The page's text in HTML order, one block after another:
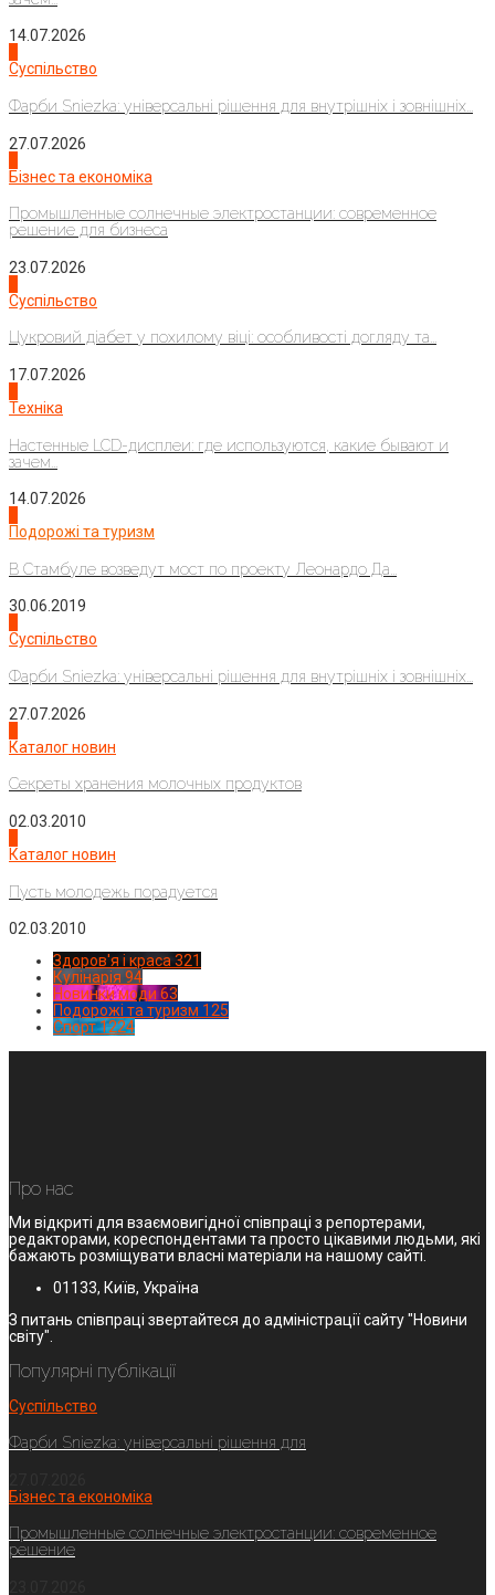
14.07.2026
Суспільство
Фарби Sniezka: універсальні рішення для внутрішніх і зовнішніх...
27.07.2026
Бізнес та економіка
Промышленные солнечные электростанции: современное
решение для бизнеса
23.07.2026
Суспільство
Цукровий діабет у похилому віці: особливості догляду та...
17.07.2026
Техніка
Настенные LCD-дисплеи: где используются, какие бывают и
зачем...
14.07.2026
Подорожі та туризм
В Стамбуле возведут мост по проекту Леонардо Да...
30.06.2019
Суспільство
Фарби Sniezka: універсальні рішення для внутрішніх і зовнішніх...
27.07.2026
Каталог новин
Секреты хранения молочных продуктов
02.03.2010
Каталог новин
Пусть молодежь порадуется
02.03.2010
Здоров'я і краса 321
Кулінарія 94
Новинки моди 63
Подорожі та туризм 125
Спорт1224
Про нас
Ми відкриті для взаємовигідної співпраці з репортерами,
редакторами, кореспондентами та просто цікавими людьми, які
бажають розміщувати власні матеріали на нашому сайті.
01133, Київ, Україна
З питань співпраці звертайтеся до адміністрації сайту "Новини
світу".
Популярні публікації
Суспільство
Фарби Sniezka: універсальні рішення для
Бізнес та економіка
Промышленные солнечные электростанции: современное
решение